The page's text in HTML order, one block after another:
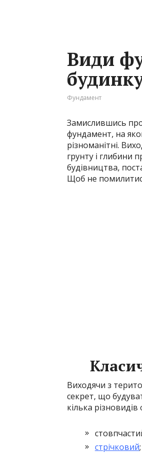
Види
Фундамент
Замислившись про
фундамент, на
різноманітні.
грунту і глибини
будівництва,
Щоб не
Виходячи з
секрет, що
кілька
стрічковий;